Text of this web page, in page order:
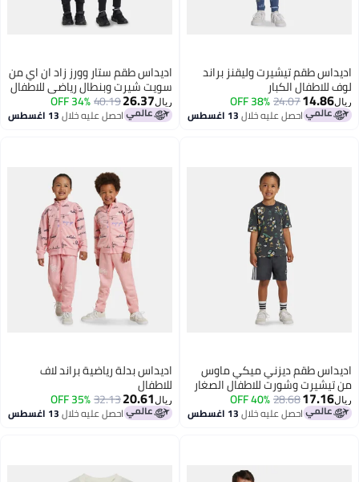
2
اديداس طقم تيشيرت وليقنز براند
لوف للاطفال الكبار
ريال14.86
24.07
38% OFF
احصل عليه خلال13 اغسطس
اديداس طقم ستار وورز زاد ان اي من
سويت شيرت وبنطال رياضي للاطفال
الصغار
ريال26.37
40.19
34% OFF
احصل عليه خلال13 اغسطس
اديداس طقم ديزني ميكي ماوس
من تيشيرت وشورت للاطفال الصغار
ريال17.16
28.68
40% OFF
احصل عليه خلال13 اغسطس
اديداس بدلة رياضية براند لاف
للاطفال
ريال 20.61
32.13
35% OFF
احصل عليه خلال13 اغسطس